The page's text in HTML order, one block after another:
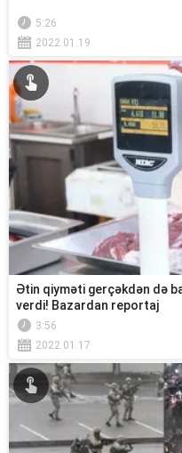
5:26
2022.01.19
Ətin qiyməti gerçəkdən də
verdi! Bazardan reportaj
3:56
2022.01.17